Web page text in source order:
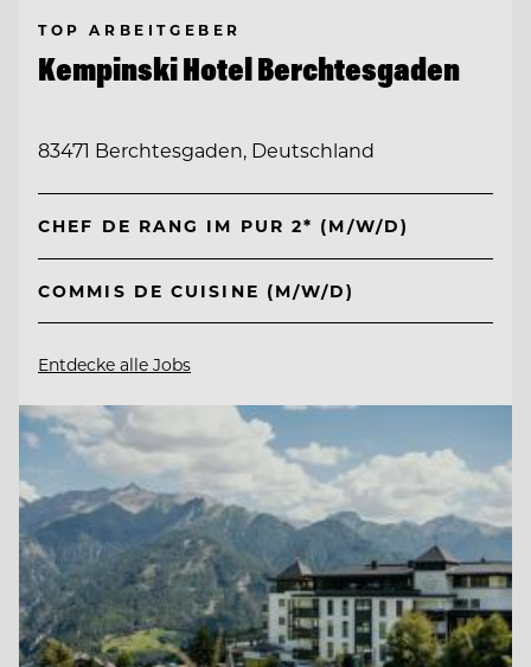
TOP ARBEITGEBER
Kempinski Hotel Berchtesgaden
83471 Berchtesgaden, Deutschland
CHEF DE RANG IM PUR 2* (M/W/D)
COMMIS DE CUISINE (M/W/D)
Entdecke alle Jobs